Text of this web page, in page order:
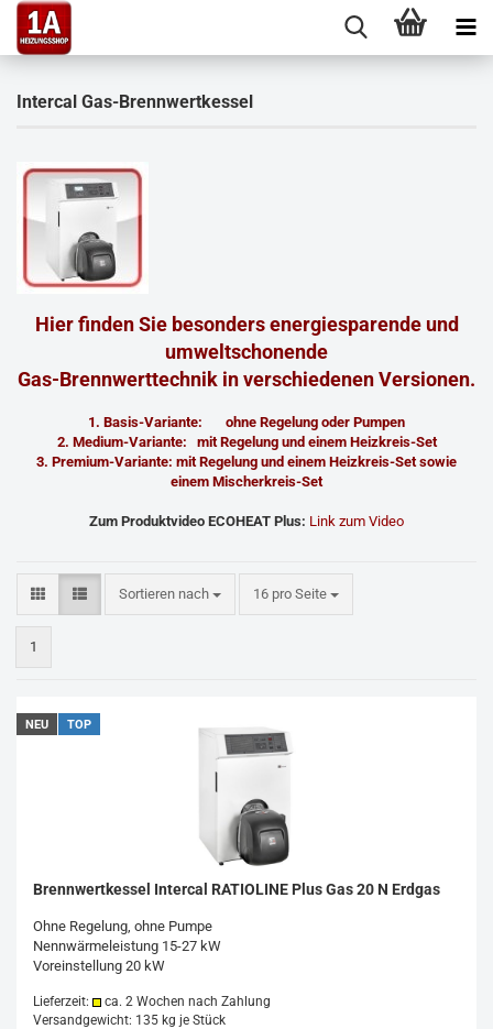
Intercal Gas-Brennwertkessel
Hier finden Sie besonders energiesparende und
umweltschonende
Gas-Brennwerttechnik in verschiedenen Versionen.
1. Basis-Variante: ohne Regelung oder Pumpen
2. Medium-Variante: mit Regelung und einem Heizkreis-Set
3. Premium-Variante: mit Regelung und einem Heizkreis-Set sowie
einem Mischerkreis-Set
Zum Produktvideo ECOHEAT Plus: Link zum Video
Sortieren nach
Sortieren nach 16 pro Seite
pro Seite
1
NEU TOP
Brennwertkessel Intercal RATIOLINE Plus Gas 20 N Erdgas
Ohne Regelung, ohne Pumpe
Nennwärmeleistung 15-27 kW
Voreinstellung 20 kW
Lieferzeit:
ca. 2 Wochen nach Zahlung
Versandgewicht: 135 kg je Stück